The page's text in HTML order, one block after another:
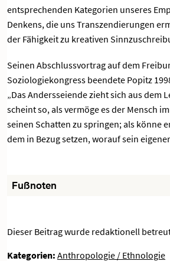
entsprechenden Kategorien unseres
Denkens, die uns Transzendierungen
der Fähigkeit zu kreativen
Seinen Abschlussvortrag auf dem
Soziologiekongress beendete Popitz
„Das Andersseiende zieht sich aus dem
scheint so, als vermöge es der Mensch
seinen Schatten zu springen; als könne
dem in Bezug setzen, worauf sein
Fußnoten
Dieser Beitrag wurde redaktionell
Kategorien: Anthropologie / Ethnologie